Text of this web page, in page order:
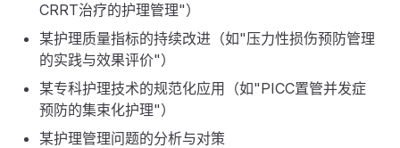
CRRT治疗的护理管理"）
某护理质量指标的持续改进（如"压力性损伤预防管理
的实践与效果评价"）
某专科护理技术的规范化应用（如"PICC置管并发症
预防的集束化护理"）
某护理管理问题的分析与对策